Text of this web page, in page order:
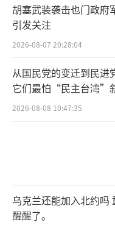
胡塞武装袭击也门政府
引发关注
2026-08-07 20:28:04
从国民党的变迁到民进
它们最怕“民主台湾”
2026-08-08 10:47:35
乌克兰还能加入北约吗
醒醒了。